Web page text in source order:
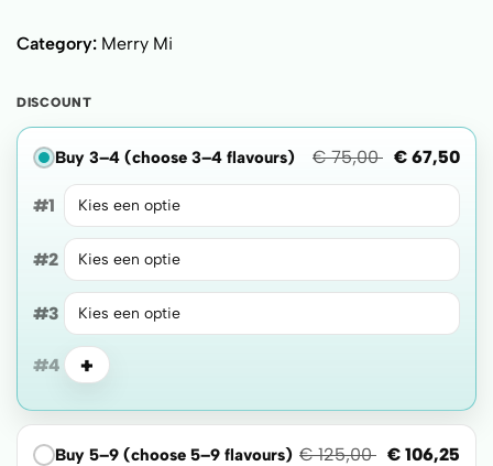
Category: Merry Mi
DISCOUNT
Buy 3–4 (choose 3–4 flavours) €75,00 € 67,50
#1
#2
#3
#4 +
Buy 5–9 (choose 5–9 flavours) €125,00 € 106,25